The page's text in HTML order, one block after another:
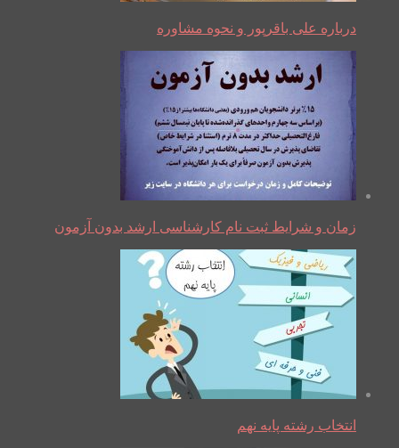
درباره علی باقرپور و نحوه مشاوره
زمان و شرایط ثبت نام کارشناسی ارشد بدون آزمون
انتخاب رشته پایه نهم